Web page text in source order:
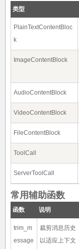
类型
PlainTextContentBloc
k
ImageContentBlock
AudioContentBlock
VideoContentBlock
FileContentBlock
ToolCall
ServerToolCall
常用辅助函数
函数 说明
trim_m
essage
裁剪消息历史
以适应上下文